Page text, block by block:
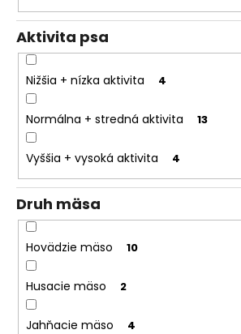
Aktivita psa
Nižšia + nízka aktivita 4
Normálna + stredná aktivita 13
Vyššia + vysoká aktivita 4
Druh mäsa
Hovädzie mäso 10
Husacie mäso 2
Jahňacie mäso 4
č
a
m